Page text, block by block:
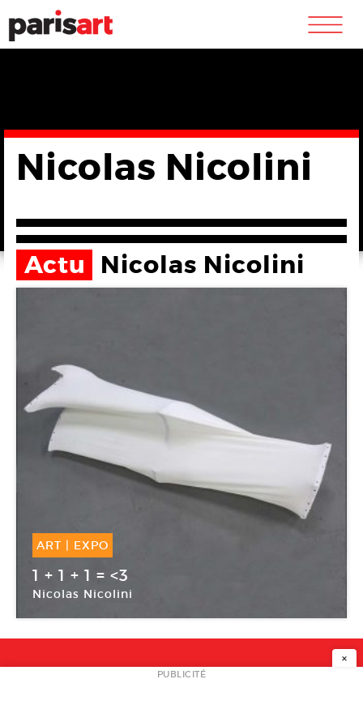
m
Nicolas Nicolini
Actu Nicolas Nicolini
ART | EXPO
10 Mai -30 Juin 2018
1 + 1 + 1 = <3
Nicolas Nicolini
NEWSLETTER
×
PUBLICITÉ